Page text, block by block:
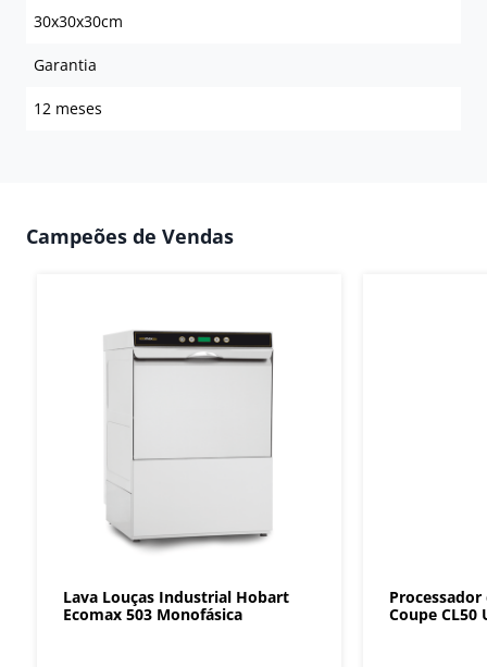
30x30x30cm
Garantia
12 meses
Campeões de Vendas
Lava Louças Industrial Hobart
Ecomax 503 Monofásica
Coupe CL50